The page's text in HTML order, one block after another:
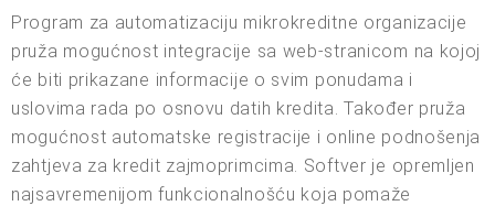
Program za automatizaciju mikrokreditne organizacije
pruža mogućnost integracije sa web-stranicom na kojoj
će biti prikazane informacije o svim ponudama i
uslovima rada po osnovu datih kredita. Također pruža
mogućnost automatske registracije i online podnošenja
zahtjeva za kredit zajmoprimcima. Softver je opremljen
najsavremenijom funkcionalnošću koja pomaže